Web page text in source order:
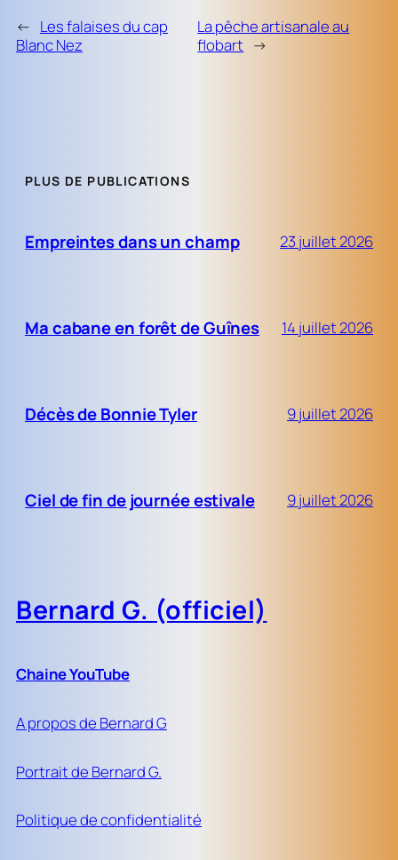
← Les falaises du cap
Blanc Nez
La pêche artisanale au
flobart →
PLUS DE PUBLICATIONS
Empreintes dans un champ 23 juillet 2026
Ma cabane en forêt de Guînes 14 juillet 2026
Décès de Bonnie Tyler 9 juillet 2026
Ciel de fin de journée estivale 9 juillet 2026
Bernard G. (officiel)
Chaine YouTube
A propos de Bernard G
Portrait de Bernard G.
Politique de confidentialité